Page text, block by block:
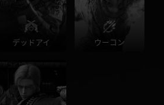
デッドアイ ウーコン